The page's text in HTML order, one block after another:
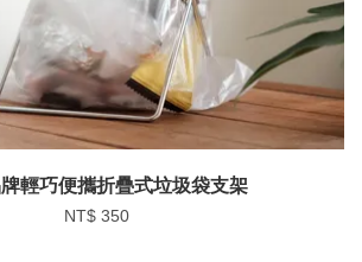
牌輕巧便攜折疊式垃圾袋支架
NT$ 350